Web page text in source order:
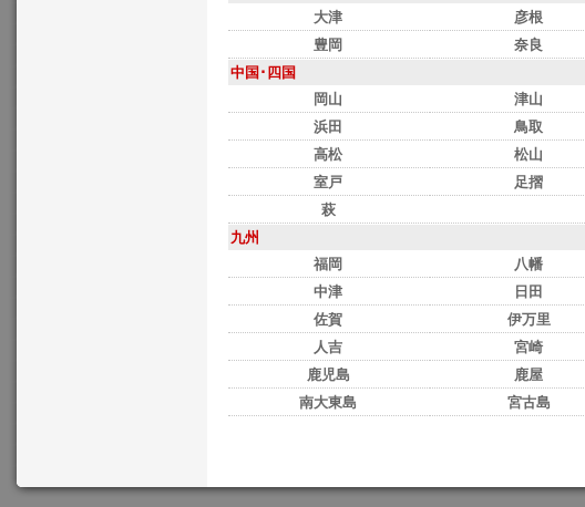
大津
彦根
豊岡
奈良
中国･四国
岡山
津山
浜田
鳥取
高松
松山
室戸
足摺
萩
九州
福岡
八幡
中津
日田
佐賀
伊万里
人吉
宮崎
鹿児島
鹿屋
南大東島
宮古島